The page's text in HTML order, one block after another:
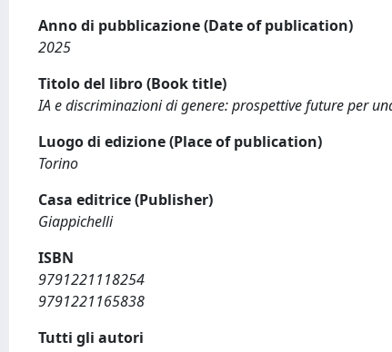
Anno di pubblicazione (Date of publication)
2025
Titolo del libro (Book title)
IA e discriminazioni di genere: prospettive future per
Luogo di edizione (Place of publication)
Torino
Casa editrice (Publisher)
Giappichelli
ISBN
9791221118254
9791221165838
Tutti gli autori